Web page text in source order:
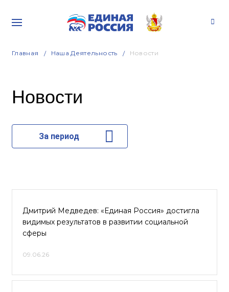
Главная Наша Деятельность Новости
Новости
За период
Дмитрий Медведев: «Единая Россия» достигла
видимых результатов в развитии социальной
сферы
09.06.26